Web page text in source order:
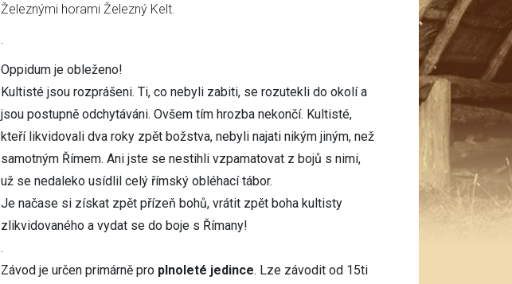
Železnými horami Železný Kelt.
.
Oppidum je obleženo!
Kultisté jsou rozprášeni. Ti, co nebyli zabiti, se rozutekli do okolí a
jsou postupně odchytáváni. Ovšem tím hrozba nekončí. Kultisté,
kteří likvidovali dva roky zpět božstva, nebyli najati nikým jiným, než
samotným Římem. Ani jste se nestihli vzpamatovat z bojů s nimi,
už se nedaleko usídlil celý římský obléhací tábor.
Je načase si získat zpět přízeň bohů, vrátit zpět boha kultisty
zlikvidovaného a vydat se do boje s Římany!
.
Závod je určen primárně pro plnoleté jedince. Lze závodit od 15ti